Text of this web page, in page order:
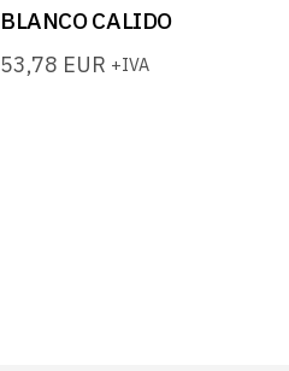
BLANCO CALIDO
53,78 EUR +IVA